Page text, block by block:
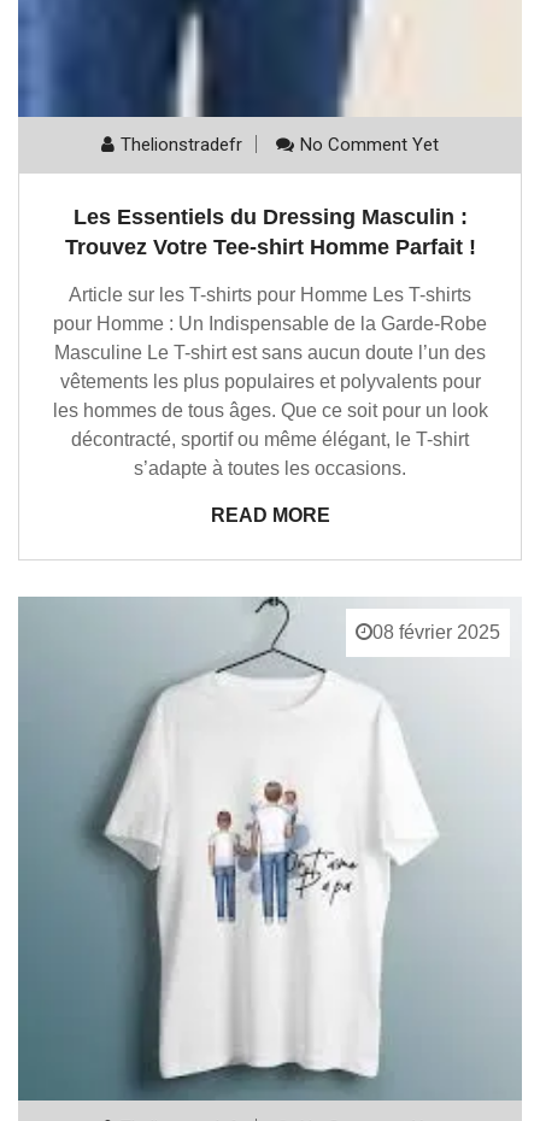
Thelionstradefr No Comment Yet
Les Essentiels du Dressing Masculin :
Trouvez Votre Tee-shirt Homme Parfait !
Article sur les T-shirts pour Homme Les T-shirts
pour Homme : Un Indispensable de la Garde-Robe
Masculine Le T-shirt est sans aucun doute l’un des
vêtements les plus populaires et polyvalents pour
les hommes de tous âges. Que ce soit pour un look
décontracté, sportif ou même élégant, le T-shirt
s’adapte à toutes les occasions.
READ MORE
08 février 2025